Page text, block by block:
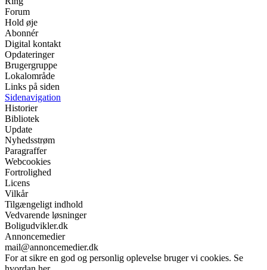
Forum
Hold øje
Abonnér
Digital kontakt
Opdateringer
Brugergruppe
Lokalområde
Links på siden
Sidenavigation
Historier
Bibliotek
Update
Nyhedsstrøm
Paragraffer
Webcookies
Fortrolighed
Licens
Vilkår
Tilgængeligt indhold
Vedvarende løsninger
Boligudvikler.dk
Annoncemedier
mail@annoncemedier.dk
For at sikre en god og personlig oplevelse bruger vi cookies. Se